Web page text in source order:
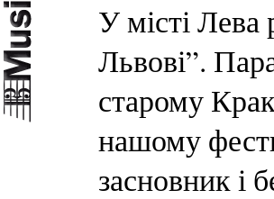
У місті
Львові”.
старому
нашому
засновник і